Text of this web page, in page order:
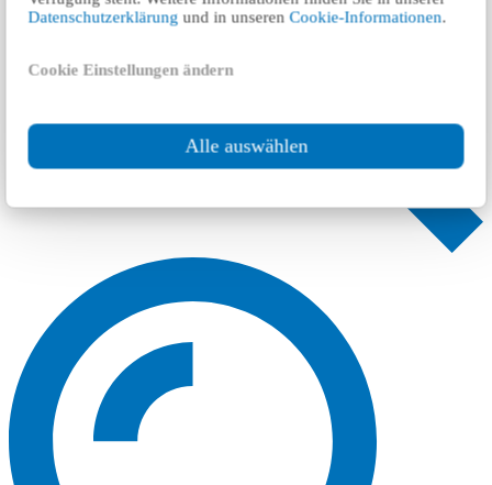
Datenschutzerklärung und in unserenCookie-Informationen.
Cookie Einstellungen ändern
Alle auswählen